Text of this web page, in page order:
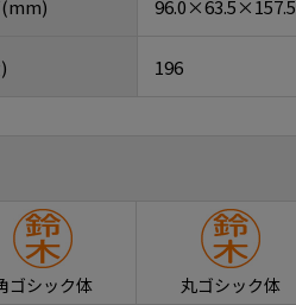
96.0×63.5×157.5
196
ゴシック体 丸ゴシック体